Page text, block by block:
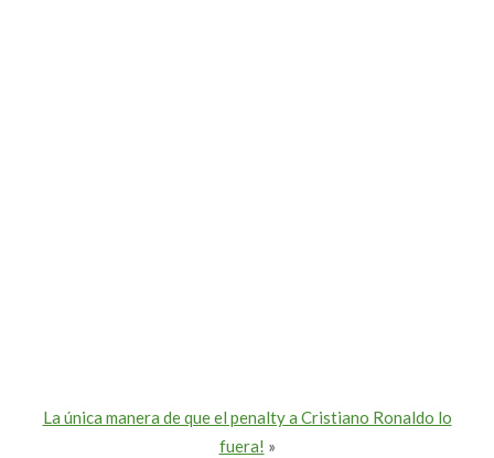
La única manera de que el penalty a Cristiano Ronaldo lo
fuera! »